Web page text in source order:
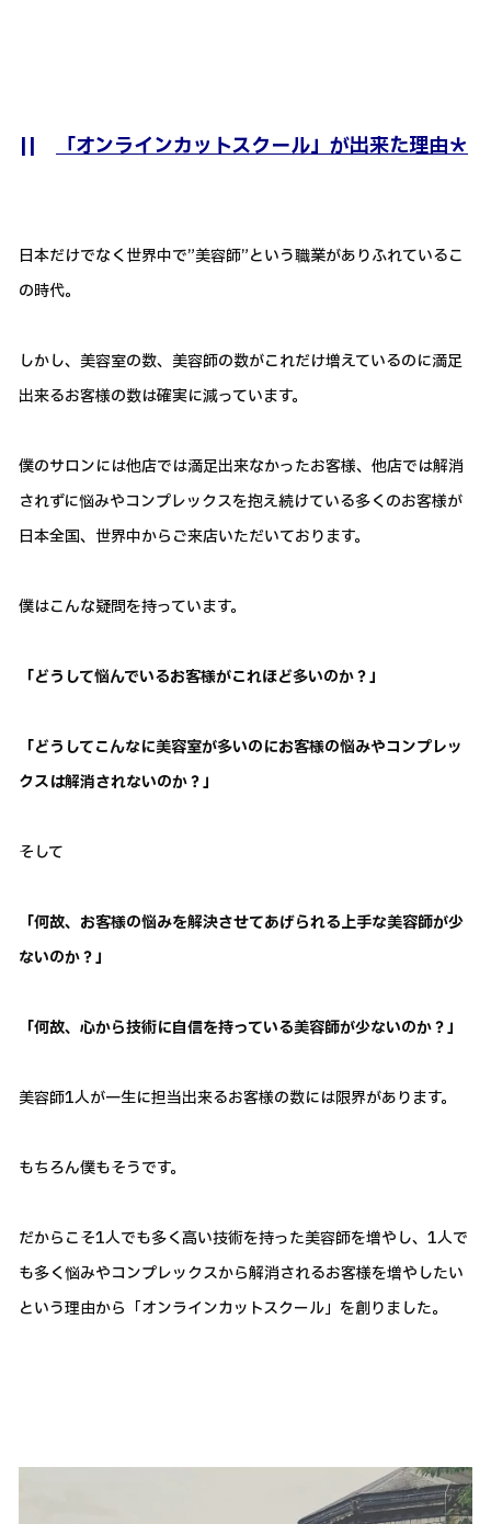
|| 「オンラインカットスクール」が出来た理由＊
日本だけでなく世界中で”美容師”という職業がありふれているこ
の時代。
しかし、美容室の数、美容師の数がこれだけ増えているのに満足
出来るお客様の数は確実に減っています。
僕のサロンには他店では満足出来なかったお客様、他店では解消
されずに悩みやコンプレックスを抱え続けている多くのお客様が
日本全国、世界中からご来店いただいております。
僕はこんな疑問を持っています。
「どうして悩んでいるお客様がこれほど多いのか？」
「どうしてこんなに美容室が多いのにお客様の悩みやコンプレッ
クスは解消されないのか？」
そして
「何故、お客様の悩みを解決させてあげられる上手な美容師が少
ないのか？」
「何故、心から技術に自信を持っている美容師が少ないのか？」
美容師1人が一生に担当出来るお客様の数には限界があります。
もちろん僕もそうです。
だからこそ1人でも多く高い技術を持った美容師を増やし、1人で
も多く悩みやコンプレックスから解消されるお客様を増やしたい
という理由から「オンラインカットスクール」を創りました。